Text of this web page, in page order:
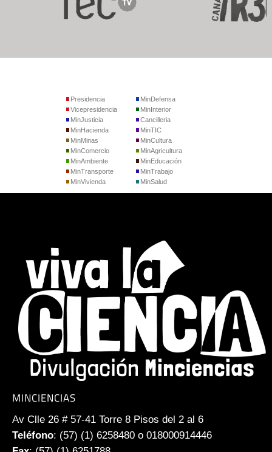
Presidencia
Vicepresidencia
MinJusticia
MinDefensa
MinInterior
Cancilleria
MinHacienda
MinMinas
MinComercio
MinTIC
MinCultura
MinAgricultura
MinAmbiente
MinTransporte
MinVivienda
MinEducación
MinTrabajo
MinSalud
MINCIENCIAS
Av Clle 26 # 57-41 Torre 8 Pisos del 2 al 6
Teléfono: (57) (1) 6258480 o 018000914446